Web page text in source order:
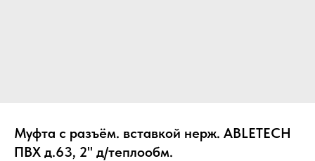
Муфта с разъём. вставкой нерж. ABLETECH
ПВХ д.63, 2" д/теплообм.